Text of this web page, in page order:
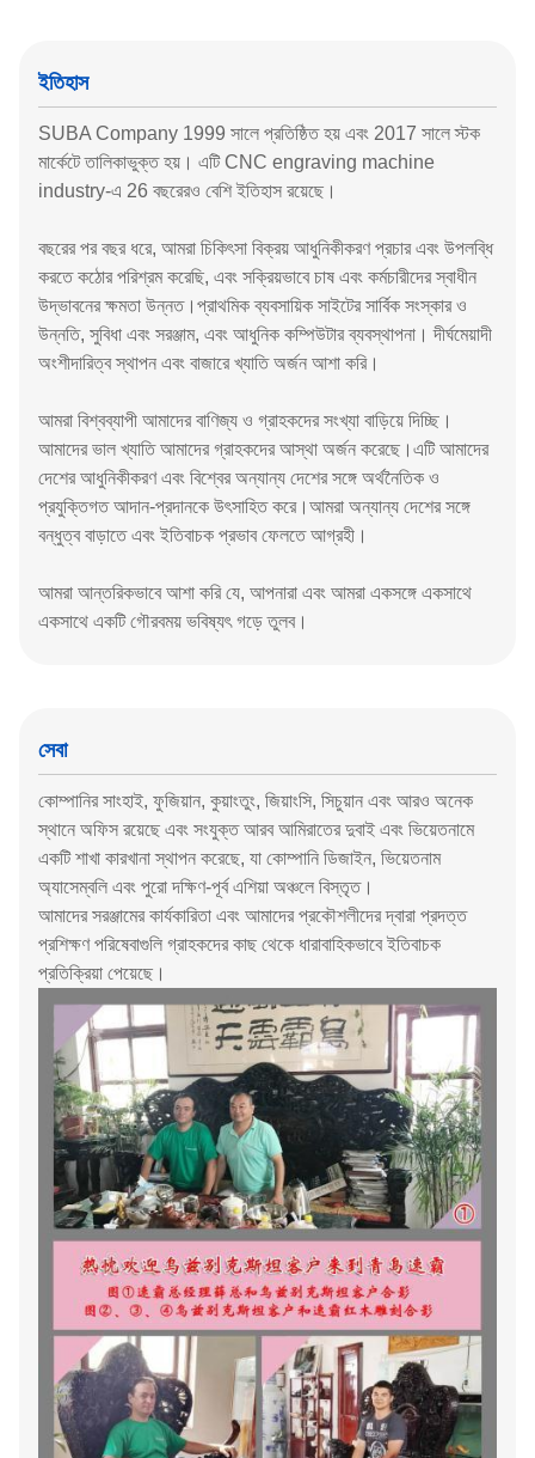
ইতিহাস
SUBA Company 1999 সালে প্রতিষ্ঠিত হয় এবং 2017 সালে স্টক
মার্কেটে তালিকাভুক্ত হয়। এটি CNC engraving machine
industry-এ 26 বছরেরও বেশি ইতিহাস রয়েছে।
বছরের পর বছর ধরে, আমরা চিকিৎসা বিক্রয় আধুনিকীকরণ প্রচার এবং উপলব্ধি
করতে কঠোর পরিশ্রম করেছি, এবং সক্রিয়ভাবে চাষ এবং কর্মচারীদের স্বাধীন
উদ্ভাবনের ক্ষমতা উন্নত।প্রাথমিক ব্যবসায়িক সাইটের সার্বিক সংস্কার ও
উন্নতি, সুবিধা এবং সরঞ্জাম, এবং আধুনিক কম্পিউটার ব্যবস্থাপনা। দীর্ঘমেয়াদী
অংশীদারিত্ব স্থাপন এবং বাজারে খ্যাতি অর্জন আশা করি।
আমরা বিশ্বব্যাপী আমাদের বাণিজ্য ও গ্রাহকদের সংখ্যা বাড়িয়ে দিচ্ছি।
আমাদের ভাল খ্যাতি আমাদের গ্রাহকদের আস্থা অর্জন করেছে।এটি আমাদের
দেশের আধুনিকীকরণ এবং বিশ্বের অন্যান্য দেশের সঙ্গে অর্থনৈতিক ও
প্রযুক্তিগত আদান-প্রদানকে উৎসাহিত করে।আমরা অন্যান্য দেশের সঙ্গে
বন্ধুত্ব বাড়াতে এবং ইতিবাচক প্রভাব ফেলতে আগ্রহী।
আমরা আন্তরিকভাবে আশা করি যে, আপনারা এবং আমরা একসঙ্গে একসাথে
একসাথে একটি গৌরবময় ভবিষ্যৎ গড়ে তুলব।
সেবা
কোম্পানির সাংহাই, ফুজিয়ান, কুয়াংতুং, জিয়াংসি, সিচুয়ান এবং আরও অনেক
স্থানে অফিস রয়েছে এবং সংযুক্ত আরব আমিরাতের দুবাই এবং ভিয়েতনামে
একটি শাখা কারখানা স্থাপন করেছে, যা কোম্পানি ডিজাইন, ভিয়েতনাম
অ্যাসেম্বলি এবং পুরো দক্ষিণ-পূর্ব এশিয়া অঞ্চলে বিস্তৃত।
আমাদের সরঞ্জামের কার্যকারিতা এবং আমাদের প্রকৌশলীদের দ্বারা প্রদত্ত
প্রশিক্ষণ পরিষেবাগুলি গ্রাহকদের কাছ থেকে ধারাবাহিকভাবে ইতিবাচক
প্রতিক্রিয়া পেয়েছে।